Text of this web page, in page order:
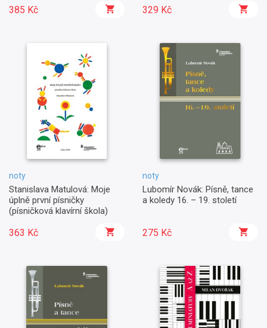
385 Kč 329 Kč
noty
Stanislava Matulová: Moje
úplně první písničky
(písničková klavírní škola)
363 Kč
noty
Lubomír Novák: Písně, tance
a koledy 16. – 19. století
275 Kč